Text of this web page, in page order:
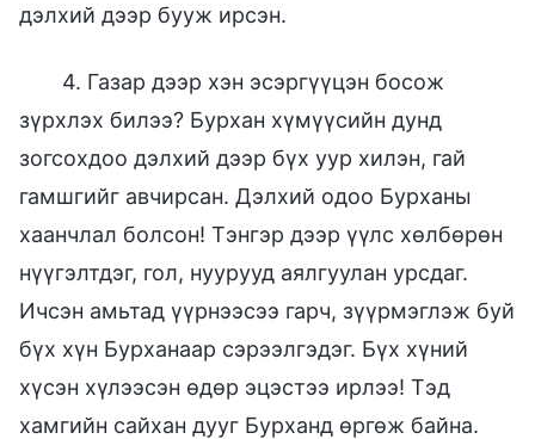
дэлхий дээр бууж ирсэн.
4. Газар дээр хэн эсэргүүцэн босож
зүрхлэх билээ? Бурхан хүмүүсийн дунд
зогсохдоо дэлхий дээр бүх уур хилэн, гай
гамшгийг авчирсан. Дэлхий одоо Бурханы
хаанчлал болсон! Тэнгэр дээр үүлс хөлбөрөн
нүүгэлтдэг, гол, нуурууд аялгуулан урсдаг.
Ичсэн амьтад үүрнээсээ гарч, зүүрмэглэж буй
бүх хүн Бурханаар сэрээлгэдэг. Бүх хүний
хүсэн хүлээсэн өдөр эцэстээ ирлээ! Тэд
хамгийн сайхан дууг Бурханд өргөж байна.